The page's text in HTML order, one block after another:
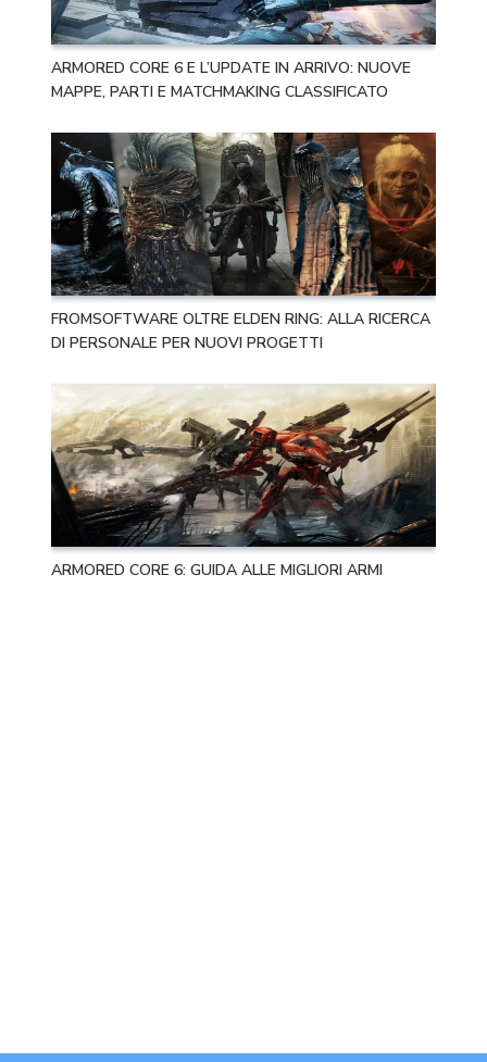
ARMORED CORE 6 E L’UPDATE IN ARRIVO: NUOVE
MAPPE, PARTI E MATCHMAKING CLASSIFICATO
FROMSOFTWARE OLTRE ELDEN RING: ALLA RICERCA
DI PERSONALE PER NUOVI PROGETTI
ARMORED CORE 6: GUIDA ALLE MIGLIORI ARMI